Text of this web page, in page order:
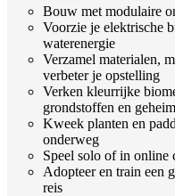
Bouw met modulaire
Voorzie je elektrische
waterenergie
Verzamel materialen,
verbeter je opstelling
Verken kleurrijke
grondstoffen en
Kweek planten en
onderweg
Speel solo of in online
Adopteer en train een
reis